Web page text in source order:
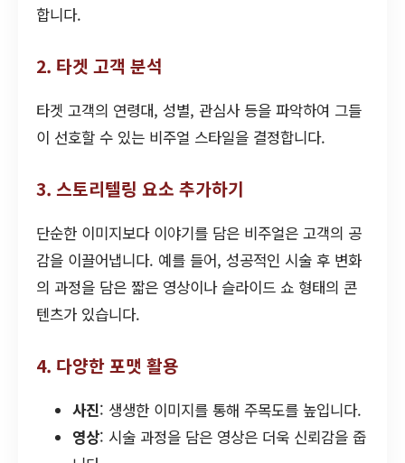
합니다.
2. 타겟 고객 분석
타겟 고객의 연령대, 성별, 관심사 등을 파악하여 그들
이 선호할 수 있는 비주얼 스타일을 결정합니다.
3. 스토리텔링 요소 추가하기
단순한 이미지보다 이야기를 담은 비주얼은 고객의 공
감을 이끌어냅니다. 예를 들어, 성공적인 시술 후 변화
의 과정을 담은 짧은 영상이나 슬라이드 쇼 형태의 콘
텐츠가 있습니다.
4. 다양한 포맷 활용
사진: 생생한 이미지를 통해 주목도를 높입니다.
영상: 시술 과정을 담은 영상은 더욱 신뢰감을 줍